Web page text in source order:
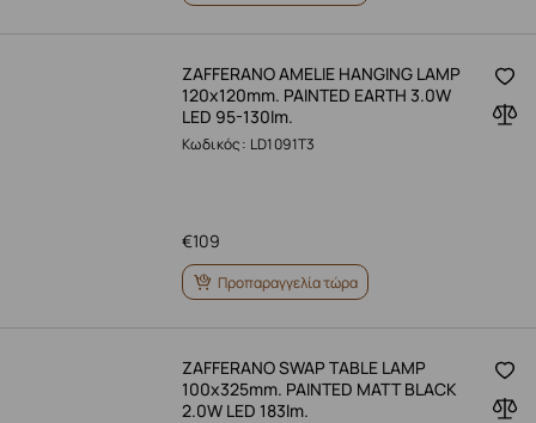
ZAFFERANO AMELIE HANGING LAMP
120x120mm. PAINTED EARTH 3.0W
LED 95-130lm.
Κωδικός: LD1091T3
109
€
Προπαραγγελία τώρα
ZAFFERANO SWAP TABLE LAMP
100x325mm. PAINTED MATT BLACK
2.0W LED 183lm.